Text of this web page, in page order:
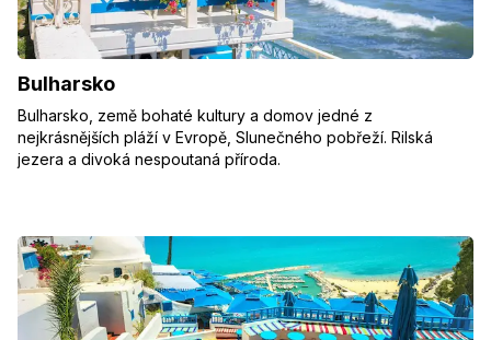
Bulharsko
Bulharsko, země bohaté kultury a domov jedné z
nejkrásnějších pláží v Evropě, Slunečného pobřeží. Rilská
jezera a divoká nespoutaná příroda.